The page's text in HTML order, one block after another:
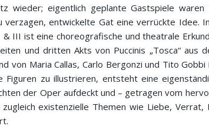
wieder; eigentlich geplante Gastspiele
verzagen, entwickelte Gat eine verrückte Idee.
& III ist eine choreografische und theatrale
und dritten Akts von Puccinis „Tosca“ aus
von Maria Callas, Carlo Bergonzi und Tito
Figuren zu illustrieren, entsteht eine
der Oper aufdeckt und – getragen vom
existenzielle Themen wie Liebe,